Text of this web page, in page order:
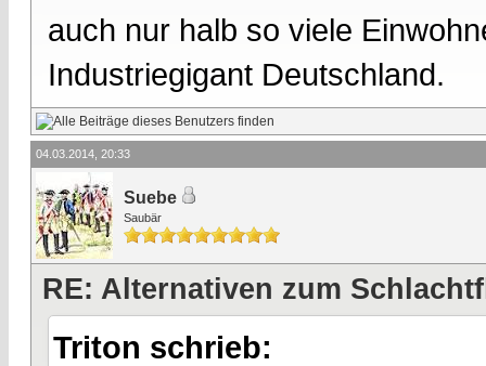
auch nur halb so viele
Industriegigant Deutschland.
04.03.2014, 20:33
Suebe
Saubär
RE: Alternativen zum
Triton schrieb: